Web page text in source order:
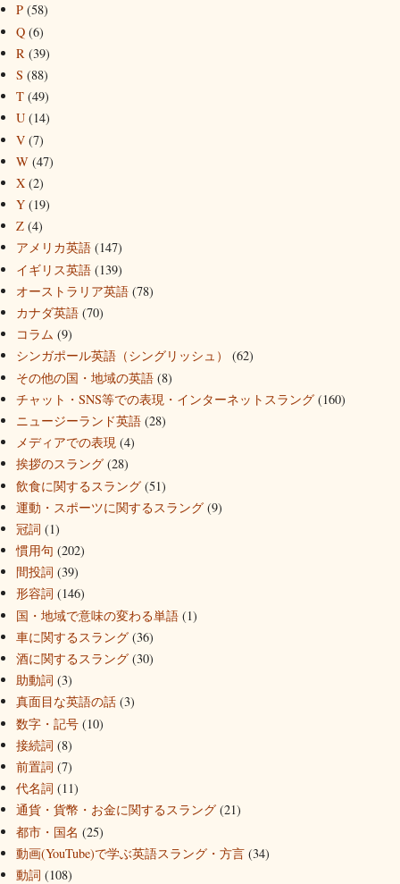
P (58)
Q (6)
R (39)
S (88)
T (49)
U (14)
V (7)
W (47)
X (2)
Y (19)
Z (4)
アメリカ英語 (147)
イギリス英語 (139)
オーストラリア英語 (78)
カナダ英語 (70)
コラム (9)
シンガポール英語（シングリッシュ）
(62)
その他の国・地域の英語 (8)
チャット・SNS等での表現・インターネットスラング (160)
ニュージーランド英語 (28)
メディアでの表現 (4)
挨拶のスラング (28)
飲食に関するスラング (51)
運動・スポーツに関するスラング (9)
冠詞 (1)
慣用句 (202)
間投詞 (39)
形容詞 (146)
国・地域で意味の変わる単語 (1)
車に関するスラング (36)
酒に関するスラング (30)
助動詞 (3)
真面目な英語の話 (3)
数字・記号 (10)
接続詞 (8)
前置詞 (7)
代名詞 (11)
通貨・貨幣・お金に関するスラング (21)
都市・国名 (25)
動画(YouTube)で学ぶ英語スラング・方言 (34)
動詞 (108)